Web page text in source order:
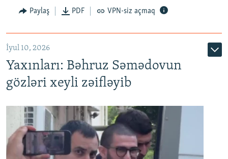
Paylaş PDF VPN-siz açmaq
İyul 10, 2026
Yaxınları: Bəhruz Səmədovun
gözləri xeyli zəifləyib